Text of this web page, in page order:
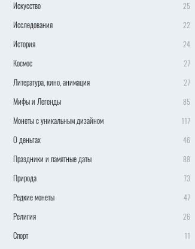
Искусство 25
Исследования 22
История 24
Космос 27
Литература, кино, анимация 27
Мифы и Легенды 85
Монеты с уникальным дизайном 117
О деньгах 46
Праздники и памятные даты 88
Природа 73
Редкие монеты 47
Религия 26
Спорт 11